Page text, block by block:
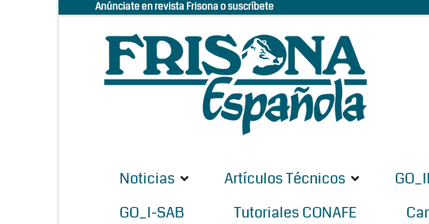
Anúnciate en revista Frisona o suscríbete
Noticias Artículos Técnicos
GO_I-SAB
Tutoriales CONAFE